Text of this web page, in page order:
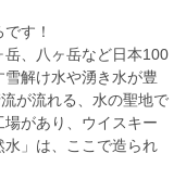
す！
岳、八ヶ岳など日本100
解け水や湧き水が豊
が流れる、水の聖地で
があり、ウイスキー
」は、ここで造られ